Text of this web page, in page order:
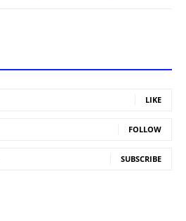
LIKE
FOLLOW
SUBSCRIBE